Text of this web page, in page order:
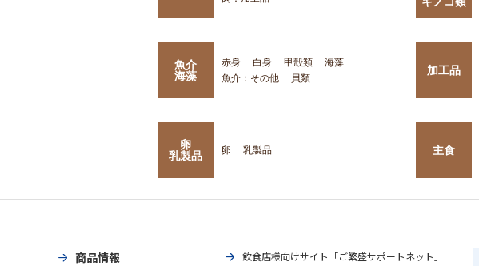
魚介
海藻
赤身 白身 甲殻類
海藻
魚介：その他
貝類
加工品
卵
乳製品
卵 乳製品 主食
商品情報
飲食店様向けサイト「ご繁盛サポートネット」